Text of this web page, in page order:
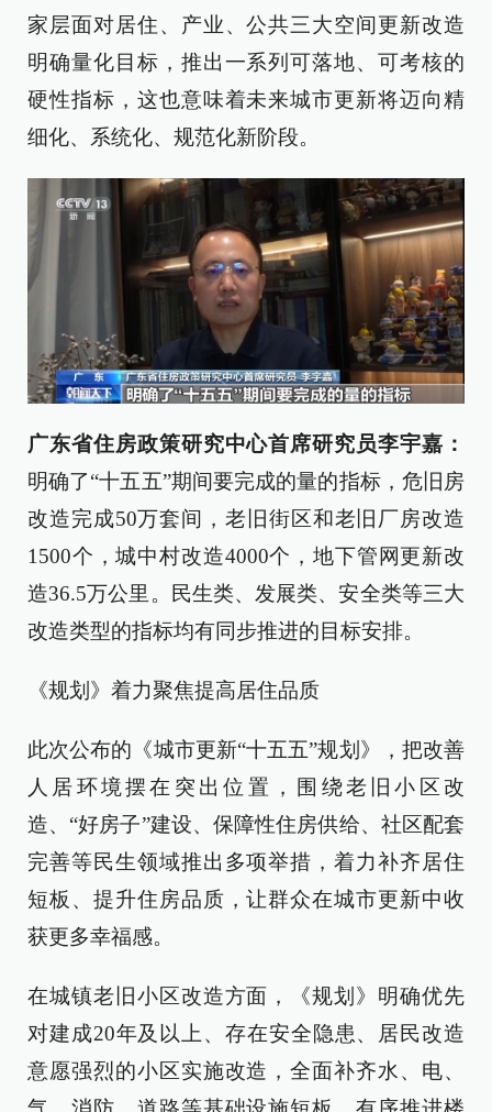
家层面对居住、产业、公共三大空间更新改造
明确量化目标，推出一系列可落地、可考核的
硬性指标，这也意味着未来城市更新将迈向精
细化、系统化、规范化新阶段。
广东省住房政策研究中心首席研究员李宇嘉：
明确了“十五五”期间要完成的量的指标，危旧房
改造完成50万套间，老旧街区和老旧厂房改造
1500个，城中村改造4000个，地下管网更新改
造36.5万公里。民生类、发展类、安全类等三大
改造类型的指标均有同步推进的目标安排。
《规划》着力聚焦提高居住品质
此次公布的《城市更新“十五五”规划》，把改善
人居环境摆在突出位置，围绕老旧小区改
造、“好房子”建设、保障性住房供给、社区配套
完善等民生领域推出多项举措，着力补齐居住
短板、提升住房品质，让群众在城市更新中收
获更多幸福感。
在城镇老旧小区改造方面，《规划》明确优先
对建成20年及以上、存在安全隐患、居民改造
意愿强烈的小区实施改造，全面补齐水、电、